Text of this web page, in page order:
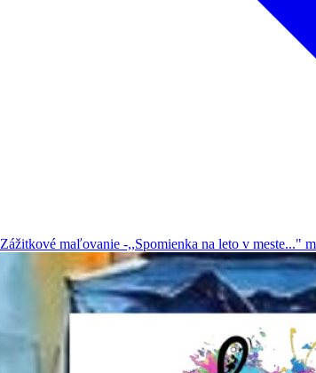
Zážitkové maľovanie -,,Spomienka na leto v meste..."